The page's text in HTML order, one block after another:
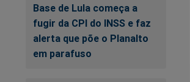
Base de Lula começa a
fugir da CPI do INSS e faz
alerta que põe o Planalto
em parafuso